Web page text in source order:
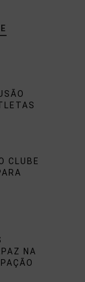
CLUBE
NA